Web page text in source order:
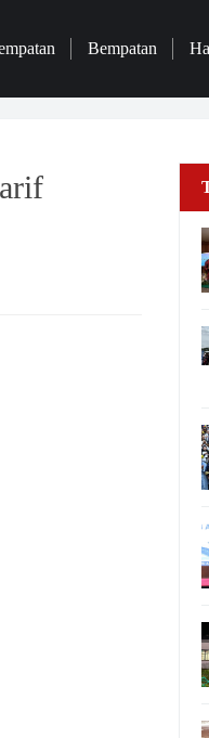
Bempatan